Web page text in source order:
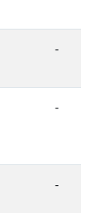
-
-
-